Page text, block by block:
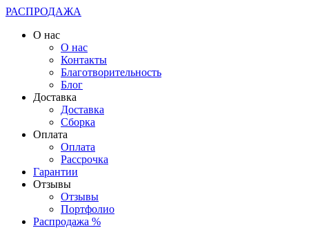
РАСПРОДАЖА
О нас
О нас
Контакты
Благотворительность
Блог
Доставка
Доставка
Сборка
Оплата
Оплата
Рассрочка
Гарантии
Отзывы
Отзывы
Портфолио
Распродажа %